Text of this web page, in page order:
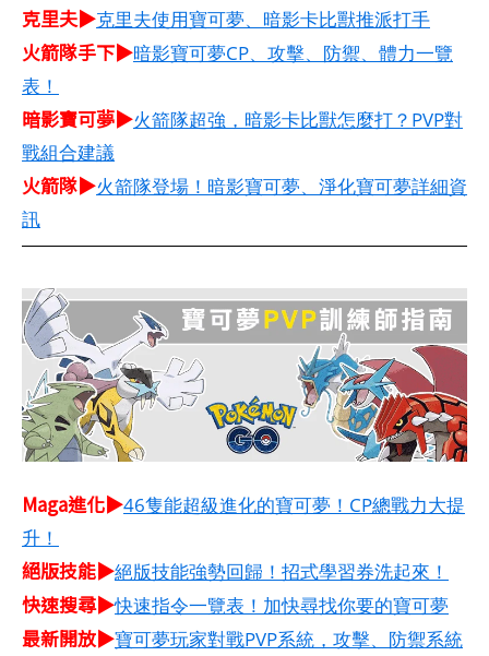
克里夫▶克里夫使用寶可夢、暗影卡比獸推派打手
火箭隊手下▶暗影寶可夢CP、攻擊、防禦、體力一覽
表！
暗影寶可夢▶火箭隊超強，暗影卡比獸怎麼打？PVP對
戰組合建議
火箭隊▶火箭隊登場！暗影寶可夢、淨化寶可夢詳細資
訊
Maga進化▶46隻能超級進化的寶可夢！CP總戰力大提
升！
絕版技能▶絕版技能強勢回歸！招式學習券洗起來！
快速搜尋▶快速指令一覽表！加快尋找你要的寶可夢
最新開放▶寶可夢玩家對戰PVP系統，攻擊、防禦系統